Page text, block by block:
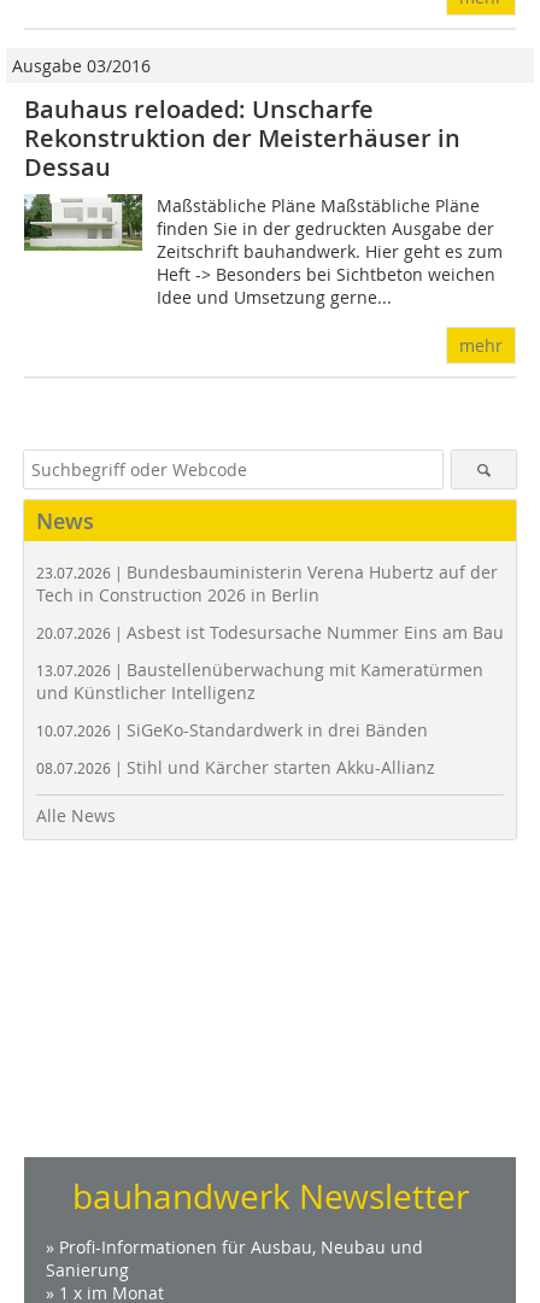
Ausgabe 03/2016
Bauhaus reloaded: Unscharfe
Rekonstruktion der Meisterhäuser in
Dessau
Maßstäbliche Pläne Maßstäbliche Pläne
finden Sie in der gedruckten Ausgabe der
Zeitschrift bauhandwerk. Hier geht es zum
Heft -> Besonders bei Sichtbeton weichen
Idee und Umsetzung gerne...
mehr
News
23.07.2026 | Bundesbauministerin Verena Hubertz auf der
Tech in Construction 2026 in Berlin
20.07.2026 | Asbest ist Todesursache Nummer Eins am Bau
13.07.2026 | Baustellenüberwachung mit Kameratürmen
und Künstlicher Intelligenz
10.07.2026 | SiGeKo-Standardwerk in drei Bänden
08.07.2026 | Stihl und Kärcher starten Akku-Allianz
Alle News
bauhandwerk Newsletter
» Profi-Informationen für Ausbau, Neubau und
Sanierung
» 1 x im Monat